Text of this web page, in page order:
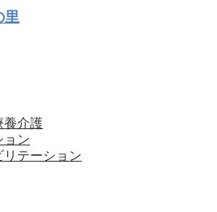
里
養介護
ョン
テーション